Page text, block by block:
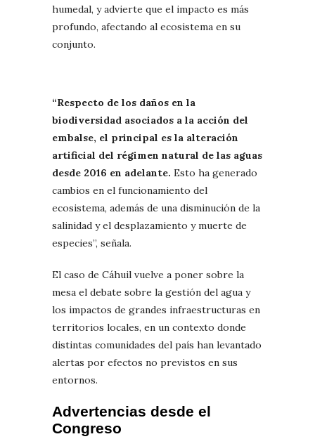
humedal, y advierte que el impacto es más
profundo, afectando al ecosistema en su
conjunto.
“Respecto de los daños en la
biodiversidad asociados a la acción del
embalse, el principal es la alteración
artificial del régimen natural de las aguas
desde 2016 en adelante. Esto ha generado
cambios en el funcionamiento del
ecosistema, además de una disminución de la
salinidad y el desplazamiento y muerte de
especies”, señala.
El caso de Cáhuil vuelve a poner sobre la
mesa el debate sobre la gestión del agua y
los impactos de grandes infraestructuras en
territorios locales, en un contexto donde
distintas comunidades del país han levantado
alertas por efectos no previstos en sus
entornos.
Advertencias desde el
Congreso